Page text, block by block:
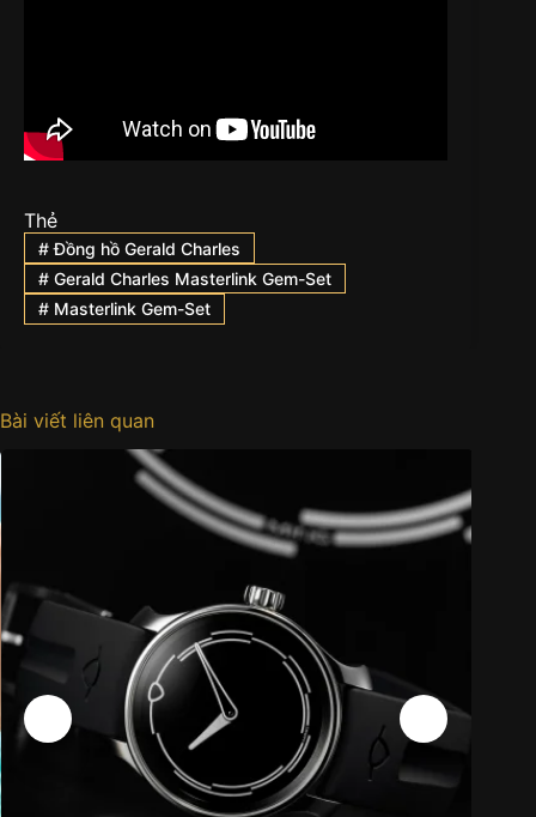
Thẻ
#Đồng hồ Gerald Charles
#Gerald Charles Masterlink Gem-Set
#Masterlink Gem-Set
Bài viết liên quan